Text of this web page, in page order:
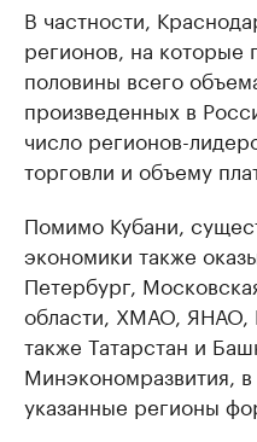
В частности,
регионов, на которые
половины всего
произведенных в
число регионов-
торговли и объему
Помимо Кубани,
экономики также
Петербург,
области, ХМАО, ЯНАО,
также Татарстан и
Минэкономразвития,
указанные регионы